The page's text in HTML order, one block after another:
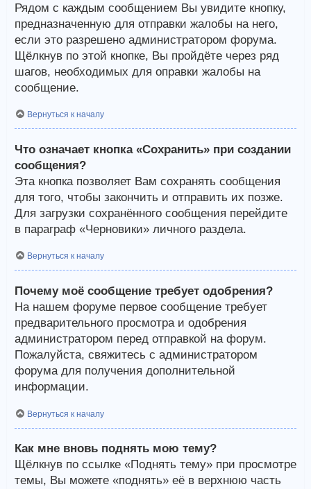
Рядом с каждым сообщением Вы увидите кнопку,
предназначенную для отправки жалобы на него,
если это разрешено администратором форума.
Щёлкнув по этой кнопке, Вы пройдёте через ряд
шагов, необходимых для оправки жалобы на
сообщение.
Вернуться к началу
Что означает кнопка «Сохранить» при создании
сообщения?
Эта кнопка позволяет Вам сохранять сообщения
для того, чтобы закончить и отправить их позже.
Для загрузки сохранённого сообщения перейдите
в параграф «Черновики» личного раздела.
Вернуться к началу
Почему моё сообщение требует одобрения?
На нашем форуме первое сообщение требует
предварительного просмотра и одобрения
администратором перед отправкой на форум.
Пожалуйста, свяжитесь с администратором
форума для получения дополнительной
информации.
Вернуться к началу
Как мне вновь поднять мою тему?
Щёлкнув по ссылке «Поднять тему» при просмотре
темы, Вы можете «поднять» её в верхнюю часть